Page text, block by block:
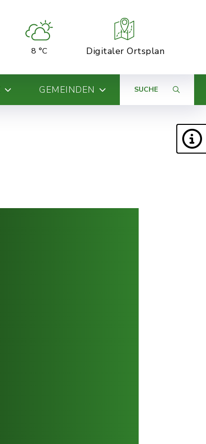
8 °C Digitaler Ortsplan
GEMEINDEN SUCHE